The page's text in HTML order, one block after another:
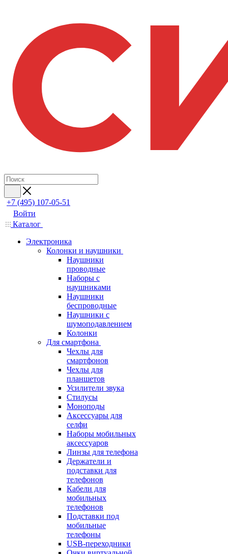
+7 (495) 107-05-51
Войти
Каталог
Электроника
Колонки и наушники
Наушники
проводные
Наборы с
наушниками
Наушники
беспроводные
Наушники с
шумоподавлением
Колонки
Для смартфона
Чехлы для
смартфонов
Чехлы для
планшетов
Усилители звука
Стилусы
Моноподы
Аксессуары для
селфи
Наборы мобильных
аксессуаров
Линзы для телефона
Держатели и
подставки для
телефонов
Кабели для
мобильных
телефонов
Подставки под
мобильные
телефоны
USB-переходники